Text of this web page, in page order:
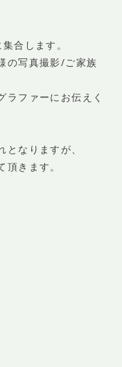
合します。
の写真撮影/ご家族
ラファーにお伝えく
なりますが、
きます。